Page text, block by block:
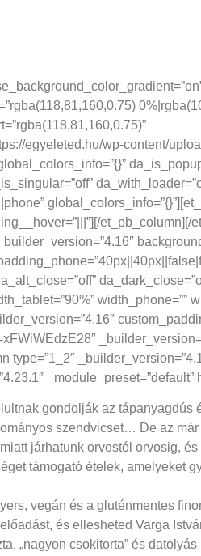
egyeleted.hu/wp-content/
width_phone=””
_module_preset=”default”
gondolják az tápanyagdús
szendvicset… De az
járhatunk orvostól orvosig,
támogató ételek, amelyeket
vegán és a gluténmentes
és ellesheted Varga
„nagyon csokitorta” és